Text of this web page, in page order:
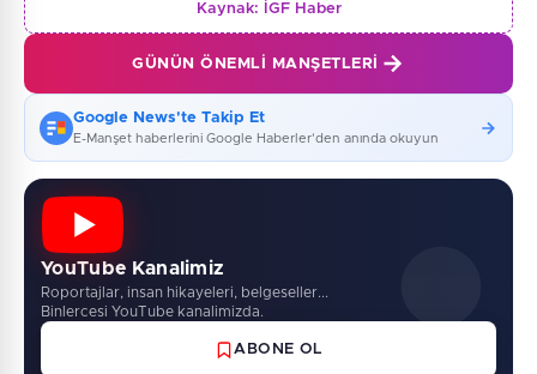
Kaynak: İGF Haber
GÜNÜN ÖNEMLI MANŞETLERI
Google News'te Takip Et
E-Manşet haberlerini Google Haberler'den anında okuyun
YouTube Kanalimiz
Roportajlar, insan hikayeleri, belgeseller...
Binlercesi YouTube kanalimizda.
ABONE OL